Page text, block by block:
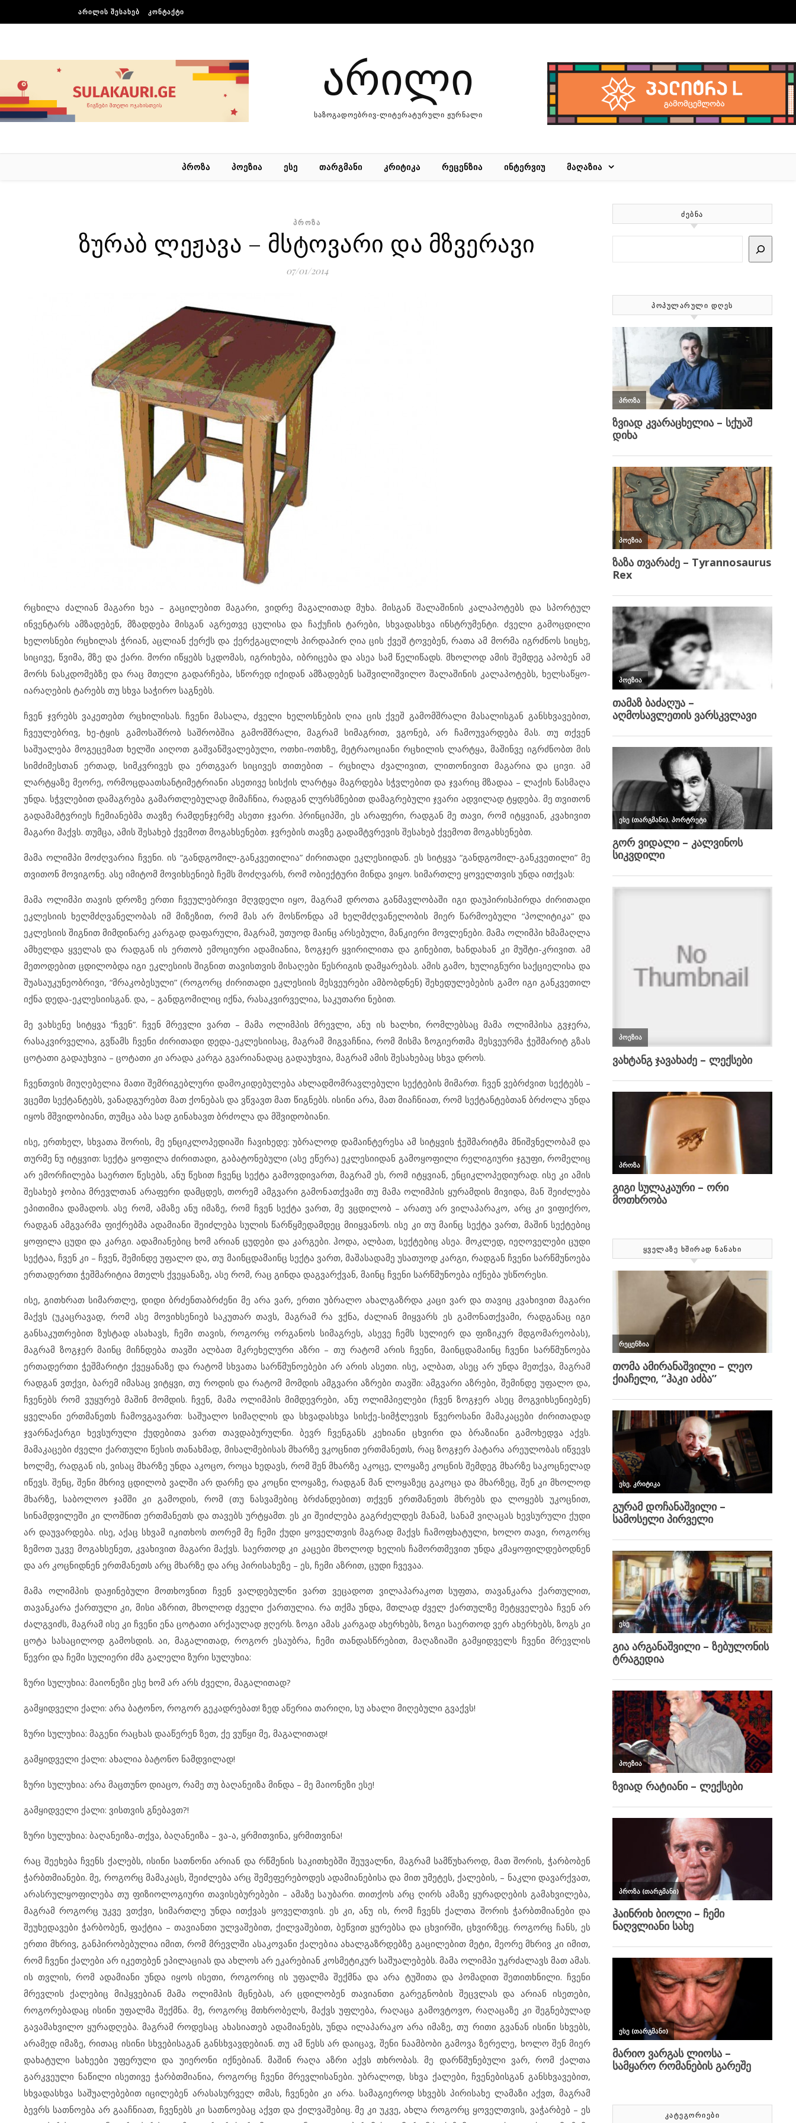
ᲐᲠᲘᲚᲘᲡ ᲨᲔᲡᲐᲮᲔᲑ ᲙᲝᲜᲢᲐᲥᲢᲘ
არილი
საზოგადოებრივ-ლიტერატურული ჟურნალი
ᲞᲠᲝᲖᲐ ᲞᲝᲔᲖᲘᲐ ᲔᲡᲔ ᲗᲐᲠᲒᲛᲐᲜᲘ ᲙᲠᲘᲢᲘᲙᲐ ᲠᲔᲪᲔᲜᲖᲘᲐ ᲘᲜᲢᲔᲠᲕᲘᲣ ᲛᲐᲦᲐᲖᲘᲐ
ᲞᲠᲝᲖᲐ
ზურაბ ლეჟავა – მსტოვარი და მზვერავი
07/01/2014
რცხილა ძალიან მაგარი ხეა – გაცილებით მაგარი, ვიდრე მაგალითად მუხა. მისგან შალაშინის კალაპოტებს და სპორტულ
ინვენტარს ამზადებენ, მზადდება მისგან აგრეთვე ცულისა და ჩაქუჩის ტარები, სხვადასხვა ინსტრუმენტი. ძველი გამოცდილი
ხელოსნები რცხილას ჭრიან, აცლიან ქერქს და ქერქგაცლილს პირდაპირ ღია ცის ქვეშ ტოვებენ, რათა ამ მორმა იგრძნოს სიცხე,
სიცივე, წვიმა, მზე და ქარი. მორი იწყებს სკდომას, იგრიხება, იბრიცება და ასეა სამ წელიწადს. მხოლოდ ამის შემდეგ აპობენ ამ
მორს ნასკდომებზე და რაც მთელი გადარჩება, სწორედ იქიდან ამზადებენ საშვილიშვილო შალაშინის კალაპოტებს, ხელსაწყო-
იარაღების ტარებს თუ სხვა საჭირო საგნებს.
ჩვენ ჯვრებს ვაკეთებთ რცხილისას. ჩვენი მასალა, ძველი ხელოსნების ღია ცის ქვეშ გამომშრალი მასალისგან განსხვავებით,
ჩვეულებრივ, ხე-ტყის გამოსაშრობ საშრობშია გამომშრალი, მაგრამ სიმაგრით, ვგონებ, არ ჩამოუვარდება მას. თუ თქვენ
საშუალება მოგეცემათ ხელში აიღოთ გაშვანშვალებული, ოთხი-ოთხზე, მეტრაოციანი რცხილის ლარტყა, მაშინვე იგრძნობთ მის
სიმძიმესთან ერთად, სიმკვრივეს და ერთგვარ სიცივეს თითებით – რცხილა ძვალივით, ლითონივით მაგარია და ცივი. ამ
ლარტყაზე მეორე, ორმოცდაათსანტიმეტრიანი ასეთივე სისქის ლარტყა მაგრდება სჭვლებით და ჯვარიც მზადაა – ლაქის წასმაღა
უნდა. სჭვლებით დამაგრება გამართლებულად მიმაჩნია, რადგან ლურსმნებით დამაგრებული ჯვარი ადვილად ტყდება. მე თვითონ
გადამამტვრიეს ჩემიანებმა თავზე რამდენჯერმე ასეთი ჯვარი. პრინციპში, ეს არაფერი, რადგან მე თავი, რომ იტყვიან, კვახივით
მაგარი მაქვს. თუმცა, ამის შესახებ ქვემოთ მოგახსენებთ. ჯვრების თავზე გადამტვრევის შესახებ ქვემოთ მოგახსენებთ.
მამა ოლიმპი მოძღვარია ჩვენი. ის “განდგომილ-განკვეთილია” ძირითადი ეკლესიიდან. ეს სიტყვა “განდგომილ-განკვეთილი” მე
თვითონ მოვიგონე. ასე იმიტომ მოვიხსენიებ ჩემს მოძღვარს, რომ ობიექტური მინდა ვიყო. სიმართლე ყოველთვის უნდა ითქვას:
მამა ოლიმპი თავის დროზე ერთი ჩვეულებრივი მღვდელი იყო, მაგრამ დროთა განმავლობაში იგი დაუპირისპირდა ძირითადი
ეკლესიის ხელმძღვანელობას იმ მიზეზით, რომ მას არ მოსწონდა ამ ხელმძღვანელობის მიერ წარმოებული “პოლიტიკა” და
ეკლესიის შიგნით მიმდინარე კარგად დაფარული, მაგრამ, უთუოდ მაინც არსებული, მანკიერი მოვლენები. მამა ოლიმპი ხმამაღლა
ამხელდა ყველას და რადგან ის ერთობ ემოციური ადამიანია, ზოგჯერ ყვირილითა და გინებით, ხანდახან კი მუშტი-კრივით. ამ
მეთოდებით ცდილობდა იგი ეკლესიის შიგნით თავისთვის მისაღები წესრიგის დამყარებას. ამის გამო, ხულიგნური საქციელისა და
შუასაუკუნეობრივი, “მრაკობესული” (როგორც ძირითადი ეკლესიის მესვეურები ამბობდნენ) შეხედულებების გამო იგი განკვეთილ
იქნა დედა-ეკლესიისგან. და, – განდგომილიც იქნა, რასაკვირველია, საკუთარი ნებით.
მე ვახსენე სიტყვა “ჩვენ”. ჩვენ მრევლი ვართ – მამა ოლიმპის მრევლი, ანუ ის ხალხი, რომლებსაც მამა ოლიმპისა გვჯერა,
რასაკვირველია, გვწამს ჩვენი ძირითადი დედა-ეკლესიისაც, მაგრამ მიგვაჩნია, რომ მისმა ზოგიერთმა მესვეურმა ჭეშმარიტ გზას
ცოტათი გადაუხვია – ცოტათი კი არადა კარგა გვარიანადაც გადაუხვია, მაგრამ ამის შესახებაც სხვა დროს.
ჩვენთვის მიუღებელია მათი შემრიგებლური დამოკიდებულება ახლადმომრავლებული სექტების მიმართ. ჩვენ ვებრძვით სექტებს –
ვცემთ სექტანტებს, ვანადგურებთ მათ ქონებას და ვწვავთ მათ წიგნებს. ისინი არა, მათ მიაჩნიათ, რომ სექტანტებთან ბრძოლა უნდა
იყოს მშვიდობიანი, თუმცა აბა სად გინახავთ ბრძოლა და მშვიდობიანი.
ისე, ერთხელ, სხვათა შორის, მე ენციკლოპედიაში ჩავიხედე: უბრალოდ დამაინტერესა ამ სიტყვის ჭეშმარიტმა მნიშვნელობამ და
თურმე ნუ იტყვით: სექტა ყოფილა ძირითადი, გაბატონებული (ასე ეწერა) ეკლესიიდან გამოყოფილი რელიგიური ჯგუფი, რომელიც
არ ემორჩილება საერთო წესებს, ანუ წესით ჩვენც სექტა გამოვდივართ, მაგრამ ეს, რომ იტყვიან, ენციკლოპედიურად. ისე კი ამის
შესახებ ჯობია მრევლთან არაფერი დამცდეს, თორემ ამგვარი გამონათქვამი თუ მამა ოლიმპის ყურამდის მივიდა, მან შეიძლება
ეპითიმია დამადოს. ასე რომ, ამაზე ანუ იმაზე, რომ ჩვენ სექტა ვართ, მე ვცდილობ – არათუ არ ვილაპარაკო, არც კი ვიფიქრო,
რადგან ამგვარმა ფიქრებმა ადამიანი შეიძლება სულის წარწყმედამდეც მიიყვანოს. ისე კი თუ მაინც სექტა ვართ, მაშინ სექტებიც
ყოფილა ცუდი და კარგი. ადამიანებიც ხომ არიან ცუდები და კარგები. ჰოდა, ალბათ, სექტებიც ასეა. მოკლედ, იეღოველები ცუდი
სექტაა, ჩვენ კი – ჩვენ, შემინდე უფალო და, თუ მაინცდამაინც სექტა ვართ, მაშასადამე უსათუოდ კარგი, რადგან ჩვენი სარწმუნოება
ერთადერთი ჭეშმარიტია მთელს ქვეყანაზე, ასე რომ, რაც გინდა დაგვარქვან, მაინც ჩვენი სარწმუნოება იქნება უსწორესი.
ისე, გითხრათ სიმართლე, დიდი ბრძენთაბრძენი მე არა ვარ, ერთი უბრალო ახალგაზრდა კაცი ვარ და თავიც კვახივით მაგარი
მაქვს (უკაცრავად, რომ ასე მოვიხსენიებ საკუთარ თავს, მაგრამ რა ვქნა, ძალიან მიყვარს ეს გამონათქვამი, რადგანაც იგი
განსაკუთრებით ზუსტად ასახავს, ჩემი თავის, როგორც ორგანოს სიმაგრეს, ასევე ჩემს სულიერ და ფიზიკურ მდგომარეობას),
მაგრამ ზოგჯერ მაინც მიჩნდება თავში ალბათ მკრეხელური აზრი – თუ რატომ არის ჩვენი, მაინცდამაინც ჩვენი სარწმუნოება
ერთადერთი ჭეშმარიტი ქვეყანაზე და რატომ სხვათა სარწმუნოებები არ არის ასეთი. ისე, ალბათ, ასეც არ უნდა მეთქვა, მაგრამ
რადგან ვთქვი, ბარემ იმასაც ვიტყვი, თუ როდის და რატომ მომდის ამგვარი აზრები თავში: ამგვარი აზრები, შემინდე უფალო და,
ჩვენებს რომ ვუყურებ მაშინ მომდის. ჩვენ, მამა ოლიმპის მიმდევრები, ანუ ოლიმპიელები (ჩვენ ზოგჯერ ასეც მოგვიხსენიებენ)
ყველანი ერთმანეთს ჩამოვგავართ: საშუალო სიმაღლის და სხვადასხვა სისქე-სიმჭლევის წვეროსანი მამაკაცები ძირითადად
ჯვარნაქარგი ხევსურული ქუდებითა ვართ თავდაბურულნი. ბევრ ჩვენგანს კეხიანი ცხვირი და ბრაზიანი გამოხედვა აქვს.
მამაკაცები ძველი ქართული წესის თანახმად, მისალმებისას მხარზე ვკოცნით ერთმანეთს, რაც ზოგჯერ პატარა არეულობას იწვევს
ხოლმე, რადგან ის, ვისაც მხარზე უნდა აკოცო, როცა ხედავს, რომ შენ მხარზე აკოცე, ლოყაზე კოცნის შემდეგ მხარზე საკოცნელად
იწევს. შენც, შენი მხრივ ცდილობ ვალში არ დარჩე და კოცნი ლოყაზე, რადგან მან ლოყაზეც გაკოცა და მხარზეც, შენ კი მხოლოდ
მხარზე, საბოლოო ჯამში კი გამოდის, რომ (თუ ნასვამებიც ბრძანდებით) თქვენ ერთმანეთს მხრებს და ლოყებს უკოცნით,
სინამდვილეში კი ლოშნით ერთმანეთს და თავებს ურტყამთ. ეს კი შეიძლება გაგრძელდეს მანამ, სანამ ვიღაცას ხევსურული ქუდი
არ დაუვარდება. ისე, აქაც სხვამ იკითხოს თორემ მე ჩემი ქუდი ყოველთვის მაგრად მაქვს ჩამოფხატული, ხოლო თავი, როგორც
ზემოთ უკვე მოგახსენეთ, კვახივით მაგარი მაქვს. საერთოდ კი კაცები მხოლოდ ხელის ჩამორთმევით უნდა კმაყოფილდებოდნენ
და არ კოცნიდნენ ერთმანეთს არც მხარზე და არც პირისახეზე – ეს, ჩემი აზრით, ცუდი ჩვევაა.
მამა ოლიმპის დაჟინებული მოთხოვნით ჩვენ ვალდებულნი ვართ ვეცადოთ ვილაპარაკოთ სუფთა, თავანკარა ქართულით,
თავანკარა ქართული კი, მისი აზრით, მხოლოდ ძველი ქართულია. რა თქმა უნდა, მთლად ძველ ქართულზე მეტყველება ჩვენ არ
ძალგვიძს, მაგრამ ისე კი ჩვენი ენა ცოტათი არქაულად ჟღერს. ზოგი ამას კარგად ახერხებს, ზოგი საერთოდ ვერ ახერხებს, ზოგს კი
ცოტა სასაცილოდ გამოსდის. აი, მაგალითად, როგორ ესაუბრა, ჩემი თანდასწრებით, მაღაზიაში გამყიდველს ჩვენი მრევლის
წევრი და ჩემი სულიერი ძმა გალელი ზური სულუხია:
ზური სულუხია: მაიონეზი ესე ხომ არ არს ძველი, მაგალითად?
გამყიდველი ქალი: არა ბატონო, როგორ გეკადრებათ! ზედ აწერია თარიღი, სუ ახალი მიღებული გვაქვს!
ზური სულუხია: მაგენი რაცხას დააწერენ ზეთ, ქე ვუწყი მე, მაგალითად!
გამყიდველი ქალი: ახალია ბატონო ნამდვილად!
ზური სულუხია: არა მაცთუნო დიაცო, რამე თუ ბაღანეიზა მინდა – მე მაიონეზი ესე!
გამყიდველი ქალი: ვისთვის გნებავთ?!
ზური სულუხია: ბაღანეიზა-თქვა, ბაღანეიზა – ვა-ა, ყრმითვინა, ყრმითვინა!
რაც შეეხება ჩვენს ქალებს, ისინი სათნონი არიან და რწმენის საკითხებში შეუვალნი, მაგრამ სამწუხაროდ, მათ შორის, ჭარბობენ
ჭარბთმიანები. მე, როგორც მამაკაცს, შეიძლება არც შემეფერებოდეს ადამიანებისა და მით უმეტეს, ქალების, – ნაკლი დავარქვათ,
არასრულყოფილება თუ ფიზიოლოგიური თავისებურებები – ამაზე საუბარი. თითქოს არც ღირს ამაზე ყურადღების გამახვილება,
მაგრამ როგორც უკვე ვთქვი, სიმართლე უნდა ითქვას ყოველთვის. ეს კი, ანუ ის, რომ ჩვენს ქალთა შორის ჭარბთმიანები და
შეუხედავები ჭარბობენ, ფაქტია – თავიანთი ულვაშებით, ქილვაშებით, ბეწვით ყურებსა და ცხვირში, ცხვირზეც. როგორც ჩანს, ეს
ერთი მხრივ, განპირობებულია იმით, რომ მრევლში ასაკოვანი ქალებია ახალგაზრდებზე გაცილებით მეტი, მეორე მხრივ კი იმით,
რომ ჩვენი ქალები არ იკეთებენ ეპილაციას და ახლოს არ ეკარებიან კოსმეტიკურ საშუალებებს. მამა ოლიმპი უკრძალავს მათ ამას.
ის თვლის, რომ ადამიანი უნდა იყოს ისეთი, როგორიც ის უფალმა შექმნა და არა ტუშითა და პომადით შეთითხნილი. ჩვენი
მრევლის ქალებიც მიჰყვებიან მამა ოლიმპის მცნებას, არ ცდილობენ თავიანთი გარეგნობის შეცვლას და არიან ისეთები,
როგორებადაც ისინი უფალმა შექმნა. მე, როგორც მთხრობელს, მაქვს უფლება, რაღაცა გამოვტოვო, რაღაცაზე კი შეგნებულად
გავამახვილო ყურადღება. მაგრამ როდესაც ახასიათებ ადამიანებს, უნდა ილაპარაკო არა იმაზე, თუ რითი გვანან ისინი სხვებს,
არამედ იმაზე, რითაც ისინი სხვებისაგან განსხვავდებიან. თუ ამ წესს არ დაიცავ, შენი ნაამბობი გამოვა ზერელე, ხოლო შენ მიერ
დახატული სახეები უფერული და უიერონი იქნებიან. მაშინ რაღა აზრი აქვს თხრობას. მე დარწმუნებული ვარ, რომ ქალთა
გარკვეული ნაწილი ისეთივე ჭარბთმიანია, როგორც ჩვენი მრევლისანები. უბრალოდ, სხვა ქალები, ჩვენებისგან განსხვავებით,
სხვადასხვა საშუალებებით იცილებენ არასასურველ თმას, ჩვენები კი არა. სამაგიეროდ სხვებს პირისახე ლამაზი აქვთ, მაგრამ
ბევრს სათნოება არ გააჩნიათ, ჩვენებს კი სათნოებაც აქვთ და ქილვაშებიც. მე კი უკვე, ახლა როგორც ყოველთვის, ვაჭარბებ – ეს
ᲫᲔᲑᲜᲐ
ᲞᲝᲞᲣᲚᲐᲠᲣᲚᲘ ᲓᲦᲔᲡ
ᲧᲕᲔᲚᲐᲖᲔ ᲮᲨᲘᲠᲐᲓ ᲜᲐᲜᲐᲮᲘ
ᲙᲐᲢᲔᲒᲝᲠᲘᲔᲑᲘ